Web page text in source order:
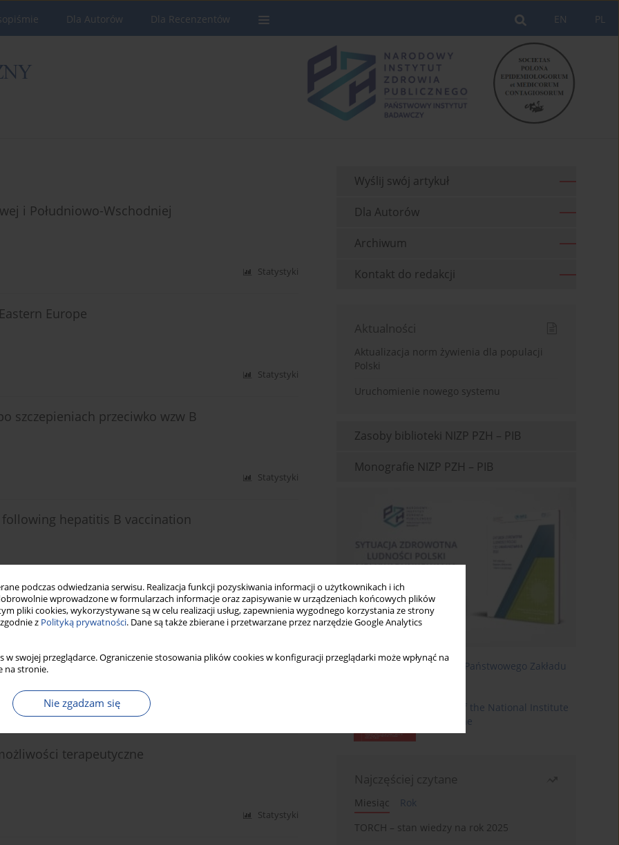
podczas odwiedzania serwisu. Realizacja funkcji pozyskiwania informacji o użytkownikach i ich
wprowadzone w formularzach informacje oraz zapisywanie w urządzeniach końcowych plików
pliki cookies, wykorzystywane są w celu realizacji usług, zapewnienia wygodnego korzystania ze strony
z Polityką prywatności. Dane są także zbierane i przetwarzane przez narzędzie Google Analytics
w swojej przeglądarce. Ograniczenie stosowania plików cookies w konfiguracji przeglądarki może wpłynąć na
na stronie.
Nie zgadzam się
PL
EN
Dla Autorów Dla Recenzentów
i Południowo-Wschodniej
Statystyki
Europe
Statystyki
szczepieniach przeciwko wzw B
Statystyki
hepatitis B vaccination
osób dorosłych w Polsce – wyniki badania
,M. Kazimierska,R. Kunc- Kozioł,B. Nadolska,A. Pawłowska,
terapeutyczne
Statystyki
Wyślij swój artykuł
Dla Autorów
Archiwum
Kontakt do redakcji
Aktualności
Aktualizacja norm żywienia dla populacji
Polski
Uruchomienie nowego systemu
Zasoby biblioteki NIZP PZH – PIB
Monografie NIZP PZH – PIB
Roczniki Państwowego Zakładu
Annals of the National Institute
of Hygiene
Najczęściej czytane
Miesiąc
Rok
TORCH – stan wiedzy na rok 2025